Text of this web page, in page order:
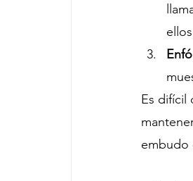
Es difícil
embudo